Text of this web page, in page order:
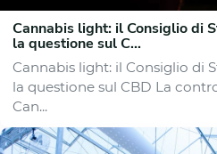
Cannabis light: il Consiglio di
la questione sul C...
Cannabis light: il Consiglio di
la questione sul CBD La
Can...